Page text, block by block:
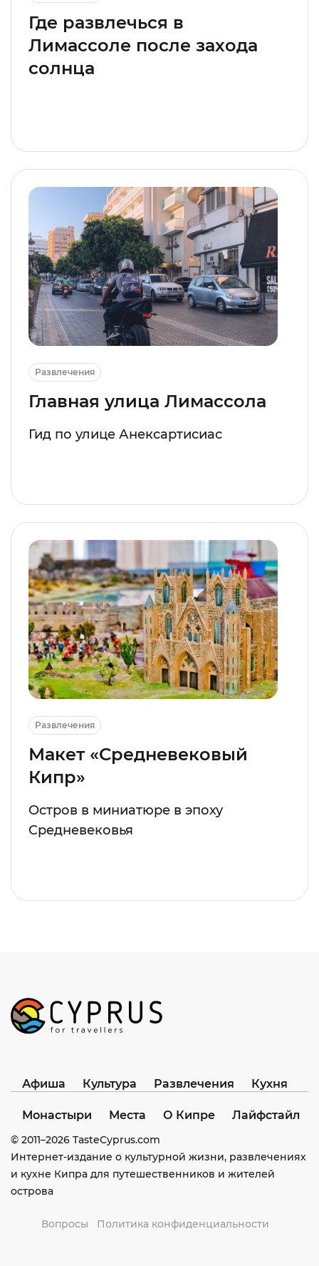
Где развлечься в
Лимассоле после захода
солнца
Развлечения
Главная улица Лимассола
Гид по улице Анексартисиас
Развлечения
Макет «Средневековый
Кипр»
Остров в миниатюре в эпоху
Средневековья
Афиша Культура Развлечения Кухня
Монастыри Места О Кипре Лайфстайл
© 2011–2026 TasteCyprus.com
Интернет-издание о культурной жизни, развлечениях
и кухне Кипра для путешественников и жителей
острова
Вопросы Политика конфиденциальности